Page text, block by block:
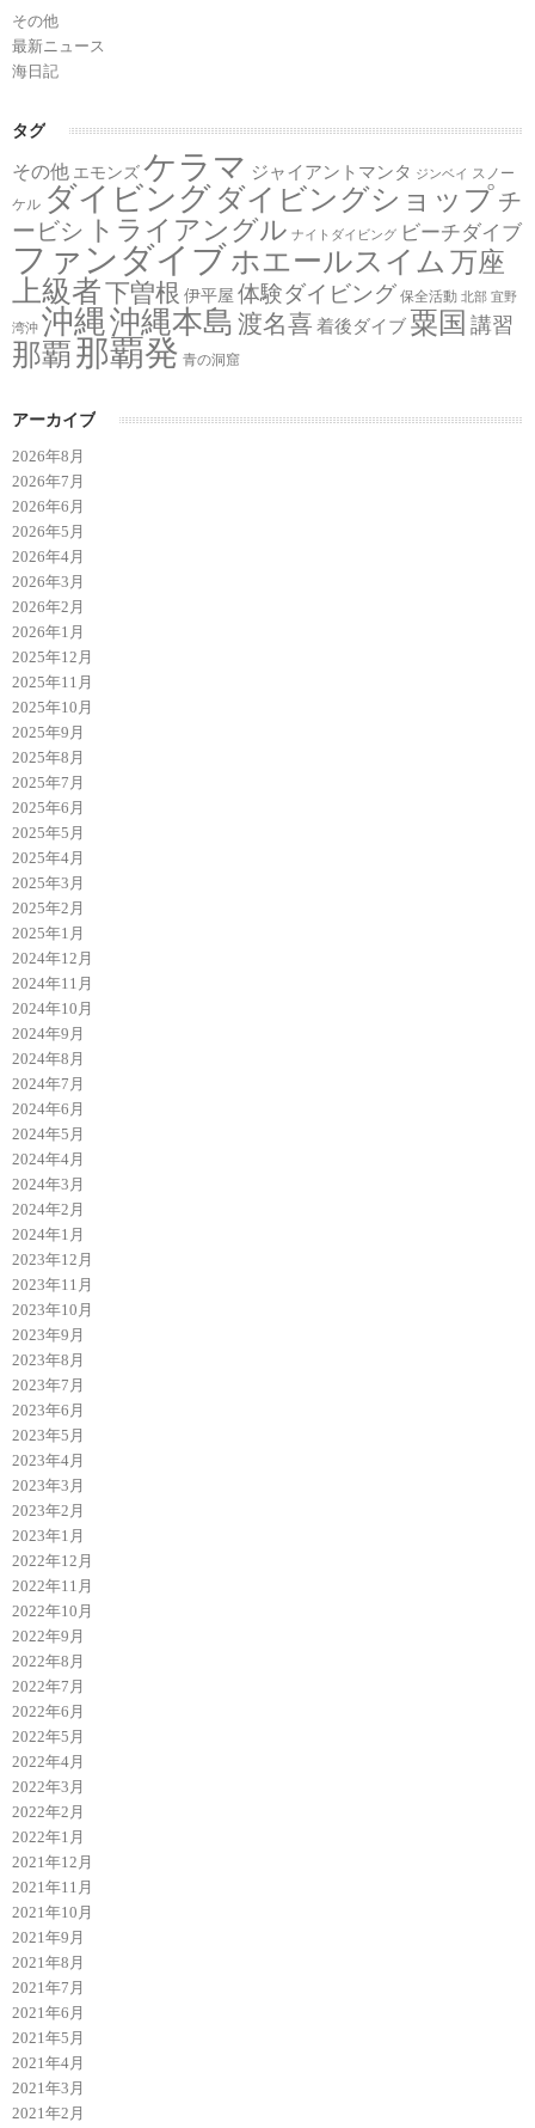
その他
最新ニュース
海日記
タグ
その他 エモンズ ケラマ ジャイアントマンタ ジンベイ スノー
ケル ダイビング ダイビングショップチ
ービシ トライアングル ナイトダイビング ビーチダイブ
ファンダイブホエールスイム 万座
上級者下曽根 伊平屋 体験ダイビング 保全活動 北部 宜野
湾沖 沖縄沖縄本島 渡名喜 着後ダイブ 粟国 講習
那覇 那覇発 青の洞窟
アーカイブ
2026年8月
2026年7月
2026年6月
2026年5月
2026年4月
2026年3月
2026年2月
2026年1月
2025年12月
2025年11月
2025年10月
2025年9月
2025年8月
2025年7月
2025年6月
2025年5月
2025年4月
2025年3月
2025年2月
2025年1月
2024年12月
2024年11月
2024年10月
2024年9月
2024年8月
2024年7月
2024年6月
2024年5月
2024年4月
2024年3月
2024年2月
2024年1月
2023年12月
2023年11月
2023年10月
2023年9月
2023年8月
2023年7月
2023年6月
2023年5月
2023年4月
2023年3月
2023年2月
2023年1月
2022年12月
2022年11月
2022年10月
2022年9月
2022年8月
2022年7月
2022年6月
2022年5月
2022年4月
2022年3月
2022年2月
2022年1月
2021年12月
2021年11月
2021年10月
2021年9月
2021年8月
2021年7月
2021年6月
2021年5月
2021年4月
2021年3月
2021年2月